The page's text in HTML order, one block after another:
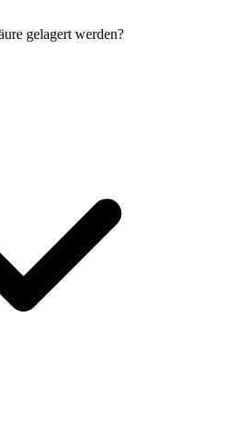
gelagert werden?